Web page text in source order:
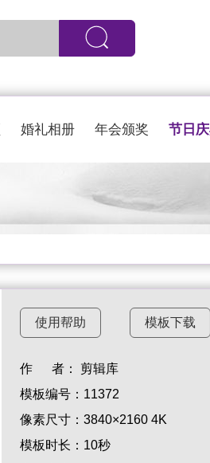
婚礼相册 年会颁奖 节日
使用帮助 模板下载
作 者：
剪辑库
模板编号： 11372
像素尺寸： 3840×2160 4K
模板时长： 10秒